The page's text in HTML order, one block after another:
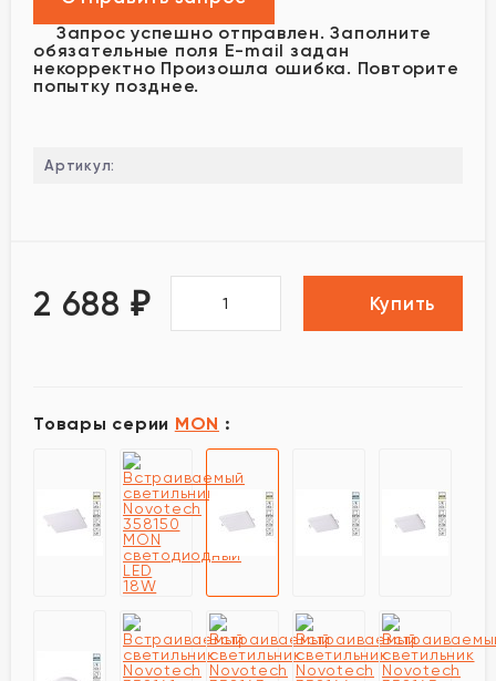
Запрос успешно отправлен. Заполните
обязательные поля E-mail задан
некорректно Произошла ошибка. Повторите
попытку позднее.
Артикул:
2 688 ₽ Купить
Товары серии MON :